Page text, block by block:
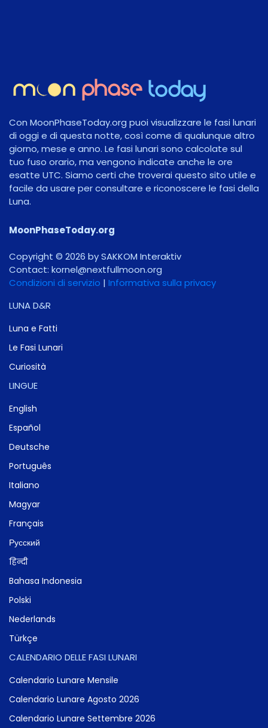
Con MoonPhaseToday.org puoi visualizzare le fasi lunari
di oggi e di questa notte, così come di qualunque altro
giorno, mese e anno. Le fasi lunari sono calcolate sul
tuo fuso orario, ma vengono indicate anche le ore
esatte UTC. Siamo certi che troverai questo sito utile e
facile da usare per consultare e riconoscere le fasi della
Luna.
MoonPhaseToday.org
Copyright © 2026 by SAKKOM Interaktiv
Contact: gro.noomlluftxen@lenrok
Condizioni di servizio | Informativa sulla privacy
LUNA D&R
Luna e Fatti
Le Fasi Lunari
Curiosità
LINGUE
English
Español
Deutsche
Português
Italiano
Magyar
Français
Русский
हिन्दी
Bahasa Indonesia
Polski
Nederlands
Türkçe
CALENDARIO DELLE FASI LUNARI
Calendario Lunare Mensile
Calendario Lunare Agosto 2026
Calendario Lunare Settembre 2026